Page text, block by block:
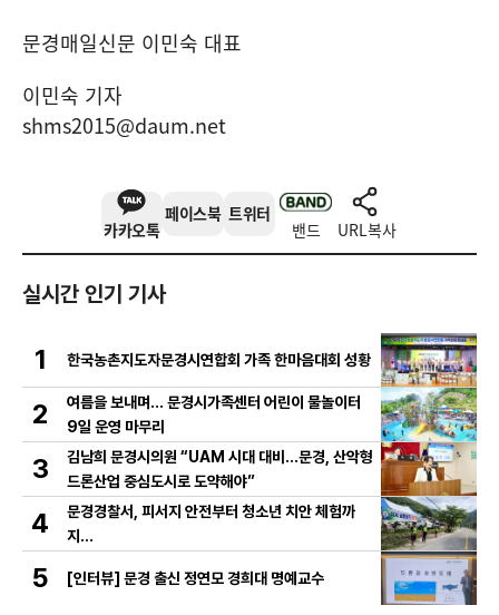
문경매일신문 이민숙 대표
이민숙 기자
shms2015@daum.net
카카오톡
페이스북 트위터
밴드 URL복사
실시간 인기 기사
1 한국농촌지도자문경시연합회 가족 한마음대회 성황
2
여름을 보내며… 문경시가족센터 어린이 물놀이터
9일 운영 마무리
3
김남희 문경시의원 “UAM 시대 대비…문경, 산악형
드론산업 중심도시로 도약해야”
4
문경경찰서, 피서지 안전부터 청소년 치안 체험까
지…
5 [인터뷰] 문경 출신 정연모 경희대 명예교수